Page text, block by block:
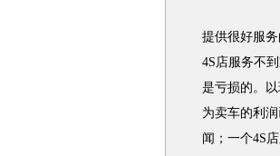
提供很好服
4S店服务不
是亏损的。
为卖车的利
闻；一个4S